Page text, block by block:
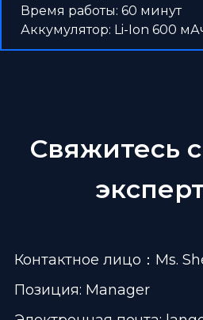
Время работы: 60 минут
Аккумулятор: Li-Ion 600
Свяжитесь
Контактное лицо：Ms.
Позиция: Manager